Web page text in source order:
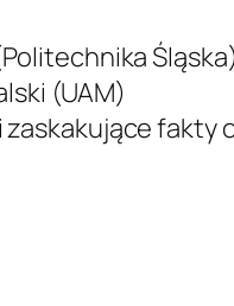
Śląska)
(UAM)
fakty